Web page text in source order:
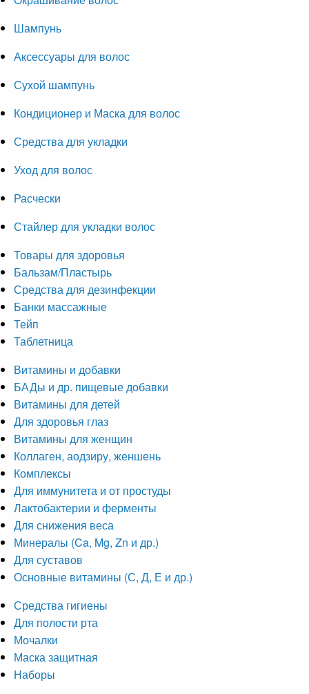
Шампунь
Аксессуары для волос
Сухой шампунь
Кондиционер и Маска для волос
Средства для укладки
Уход для волос
Расчески
Стайлер для укладки волос
Товары для здоровья
Бальзам/Пластырь
Средства для дезинфекции
Банки массажные
Тейп
Таблетница
Витамины и добавки
БАДы и др. пищевые добавки
Витамины для детей
Для здоровья глаз
Витамины для женщин
Коллаген, аодзиру, женшень
Комплексы
Для иммунитета и от простуды
Лактобактерии и ферменты
Для снижения веса
Минералы (Ca, Mg, Zn и др.)
Для суставов
Основные витамины (С, Д, Е и др.)
Средства гигиены
Для полости рта
Мочалки
Маска защитная
Наборы